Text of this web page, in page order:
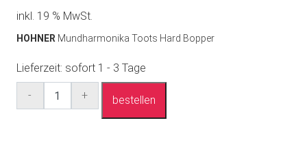
inkl. 19 % MwSt.
HOHNER Mundharmonika Toots Hard Bopper
Lieferzeit: sofort 1 - 3 Tage
- + bestellen